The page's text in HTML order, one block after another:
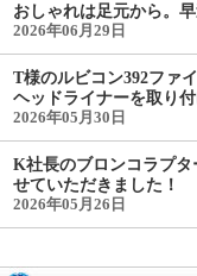
おしゃれは足元から。
2026年06月29日
T様のルビコン392ファ
ヘッドライナーを取り
2026年05月30日
K社長のブロンコラプ
せていただきました！
2026年05月26日